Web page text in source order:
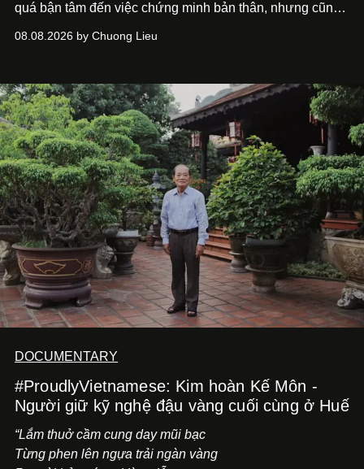
quá bận tâm đến việc chứng minh bản thân, nhưng cũng
phim điện ảnh trong nửa đầu 2026 đến hành trình trở lại
bằng một tâm thế điềm tĩnh hơn. Anh tiếp tục học hỏi, trau
dồi và chờ đợi những vai diễn đủ sức đưa mình đến
những vùng đất mới. Ở tuổi ngoài 30, điều anh theo đuổi
không phải những đích đến quá lớn, mà là khả năng luôn
tiến về phía trước.
08.08.2026 by Chuong Lieu
DOCUMENTARY
#ProudlyVietnamese: Kim hoàn Kế Môn -
Người giữ kỹ nghệ đậu vàng cuối cùng ở Huế
“Lắm thuở cầm cung day mũi bạc
Từng phen lên ngựa trải ngàn vàng